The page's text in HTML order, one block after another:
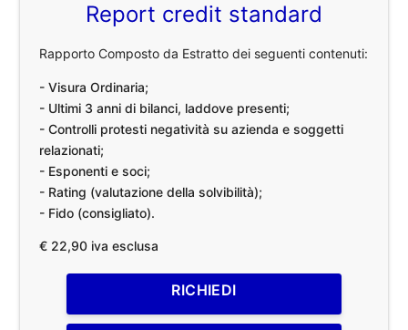
Report credit standard
Rapporto Composto da Estratto dei seguenti contenuti:
- Visura Ordinaria;
- Ultimi 3 anni di bilanci, laddove presenti;
- Controlli protesti negatività su azienda e soggetti
relazionati;
- Esponenti e soci;
- Rating (valutazione della solvibilità);
- Fido (consigliato).
€ 22,90 iva esclusa
RICHIEDI